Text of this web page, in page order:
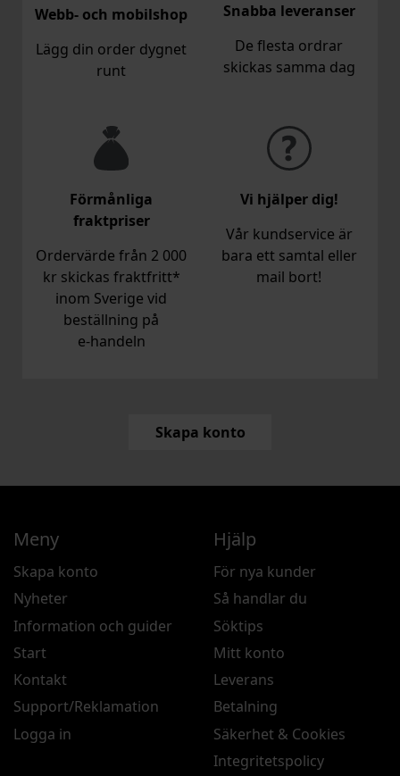
Webb- och mobilshop
Lägg din order dygnet
runt
Snabba leveranser
De flesta ordrar
skickas samma dag
Förmånliga
fraktpriser
Ordervärde från 2 000
kr skickas fraktfritt*
inom Sverige vid
beställning på
e‑handeln
Vi hjälper dig!
Vår kundservice är
bara ett samtal eller
mail bort!
Skapa konto
Meny
Skapa konto
Nyheter
Information och guider
Start
Kontakt
Support/Reklamation
Logga in
Hjälp
För nya kunder
Så handlar du
Söktips
Mitt konto
Leverans
Betalning
Säkerhet & Cookies
Integritetspolicy